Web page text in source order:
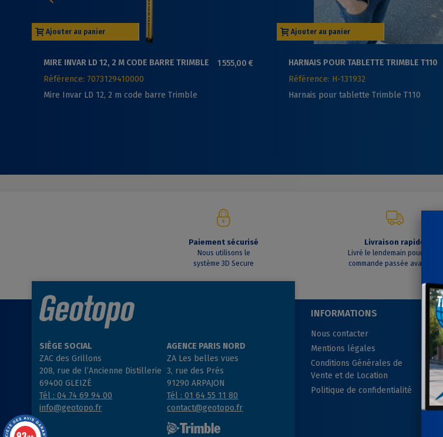
Ajouter au panier
MIRE INVAR LD 12, 2 M CODE BARRE TRIMBLE 1 555,00 €
Référence: 7073129410000
Mire Invar LD 12, 2 m code barre Trimble
Ajouter au panier
HARNAIS POUR TABLETTE TRIMBLE T110
Référence: H-131932
Harnais pour tablette Trimble T110
Paiement sécurisé
Nous utilisons le
système 3D Secure
Livraison rapide
Livré le lendemain pour toute
commande passée avant 14h
SIÈGE SOCIAL
ZAC des Grillons
208, rue de l’Ancienne Distillerie
69400 GLEIZÉ
Tél : 04 74 69 94 00
info@geotopo.fr
AGENCE PARIS NORD
ZA Les belles vues
3, rue des Prés
91290 ARPAJON
Tél : 01 64 55 11 80
contact@geotopo.fr
INFORMATIONS
Nous contacter
Mentions légales
Conditions Générales de
Vente et de Location
Politique de confidentialité